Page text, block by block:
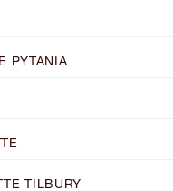
PYTANIA
TILBURY